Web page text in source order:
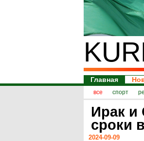
Главная
все спорт
Ирак и
сроки
2024-09-09